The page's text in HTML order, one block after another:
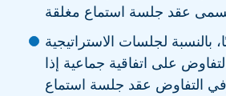
بالنسبة لجلسات الاستراتيجية
على اتفاقية جماعية إذا
التفاوض عقد جلسة استماع